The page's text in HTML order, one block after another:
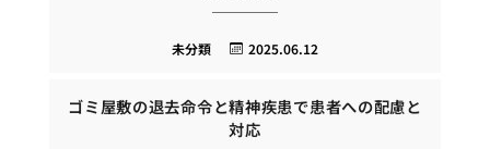
2025.06.12
未分類
ゴミ屋敷の退去命令と精神疾患で患者への配慮と
対応